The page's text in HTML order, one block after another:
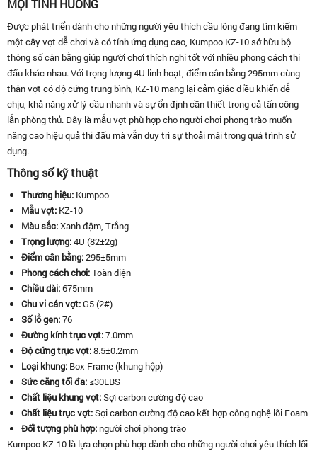
MỌI TÌNH HUỐNG
Được phát triển dành cho những người yêu thích cầu lông đang tìm kiếm
một cây vợt dễ chơi và có tính ứng dụng cao, Kumpoo KZ-10 sở hữu bộ
thông số cân bằng giúp người chơi thích nghi tốt với nhiều phong cách thi
đấu khác nhau. Với trọng lượng 4U linh hoạt, điểm cân bằng 295mm cùng
thân vợt có độ cứng trung bình, KZ-10 mang lại cảm giác điều khiển dễ
chịu, khả năng xử lý cầu nhanh và sự ổn định cần thiết trong cả tấn công
lẫn phòng thủ. Đây là mẫu vợt phù hợp cho người chơi phong trào muốn
nâng cao hiệu quả thi đấu mà vẫn duy trì sự thoải mái trong quá trình sử
dụng.
Thông số kỹ thuật
Thương hiệu: Kumpoo
Mẫu vợt: KZ-10
Màu sắc:Xanh đậm, Trắng
Trọng lượng:4U (82±2g)
Điểm cân bằng:295±5mm
Phong cách chơi:Toàn diện
Chiều dài:675mm
Chu vi cán vợt:G5 (2#)
Số lỗ gen:76
Đường kính trục vợt:7.0mm
Độ cứng trục vợt:8.5±0.2mm
Loại khung: Box Frame (khung hộp)
Sức căng tối đa: ≤30LBS
Chất liệu khung vợt:Sợi carbon cường độ cao
Chất liệu trục vợt:Sợi carbon cường độ cao kết hợp công nghệ lõi Foam
Đối tượng phù hợp: người chơi phong trào
Kumpoo KZ-10 là lựa chọn phù hợp dành cho những người chơi yêu thích lối